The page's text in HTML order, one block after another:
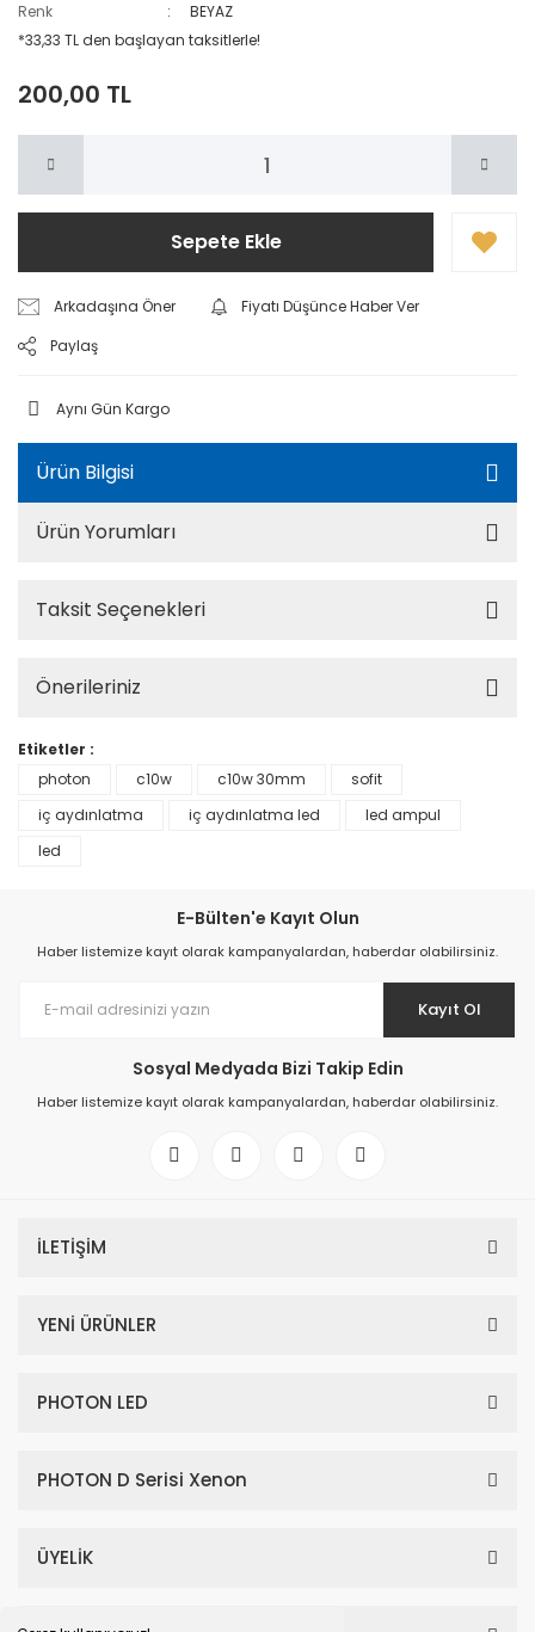
Renk
BEYAZ
*33,33 TL den başlayan taksitlerle!
200,00 TL
Sepete Ekle
Arkadaşına Öner
Fiyatı Düşünce Haber Ver
Paylaş
Aynı Gün Kargo
Ürün Bilgisi
Ürün Yorumları
Taksit Seçenekleri
Önerileriniz
Etiketler :
photon
c10w c10w 30mm
sofit
iç aydınlatma
iç aydınlatma led
led ampul
led
E-Bülten'e Kayıt Olun
Haber listemize kayıt olarak kampanyalardan, haberdar olabilirsiniz.
Kayıt Ol
Sosyal Medyada Bizi Takip Edin
Haber listemize kayıt olarak kampanyalardan, haberdar olabilirsiniz.
İLETİŞİM
YENİ ÜRÜNLER
PHOTON LED
PHOTON D Serisi Xenon
ÜYELİK